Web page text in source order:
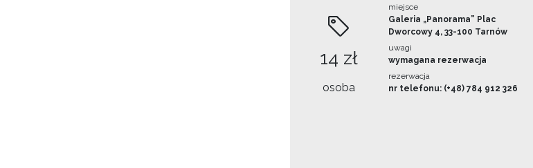
14 zł
osoba
miejsce
Galeria „Panorama” Plac
Dworcowy 4, 33-100 Tarnów
uwagi
wymagana rezerwacja
rezerwacja
nr telefonu: (+48) 784 912 326